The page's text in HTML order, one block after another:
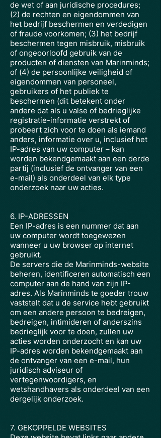
de wet of aan juridische procedures;
(2) de rechten en eigendommen van
het bedrijf beschermen en verdedigen
of fraude voorkomen; (3) het bedrijf
beschermen tegen misbruik, misbruik
of ongeoorloofd gebruik van de
producten of diensten van Marinminds;
of (4) de persoonlijke veiligheid of
eigendommen van personeel,
gebruikers of het publiek te
beschermen (dit betekent onder
andere dat als u valse of bedrieglijke
registratie-informatie verstrekt of
probeert zich voor te doen als iemand
anders, informatie over u, inclusief het
IP-adres van uw computer – kan
worden bekendgemaakt aan een derde
partij (inclusief de ontvanger van een
e-mail) als onderdeel van elk type
onderzoek naar uw acties.
6. IP-ADRESSEN
Een IP-adres is een nummer dat aan
uw computer wordt toegewezen
wanneer u uw browser op internet
gebruikt.
De servers die de Marinminds-website
beheren, identificeren automatisch een
computer aan de hand van zijn IP-
adres. Als Marinminds te goeder trouw
vaststelt dat u de service hebt gebruikt
om een andere persoon te bedreigen,
bedreigen, intimideren of anderszins
bedrieglijk voor te doen, zullen uw
acties worden onderzocht en kan uw
IP-adres worden bekendgemaakt aan
de ontvanger van een e-mail, hun
juridisch adviseur of
vertegenwoordigers, en
wetshandhavers als onderdeel van een
dergelijk onderzoek.
7. GEKOPPELDE WEBSITES